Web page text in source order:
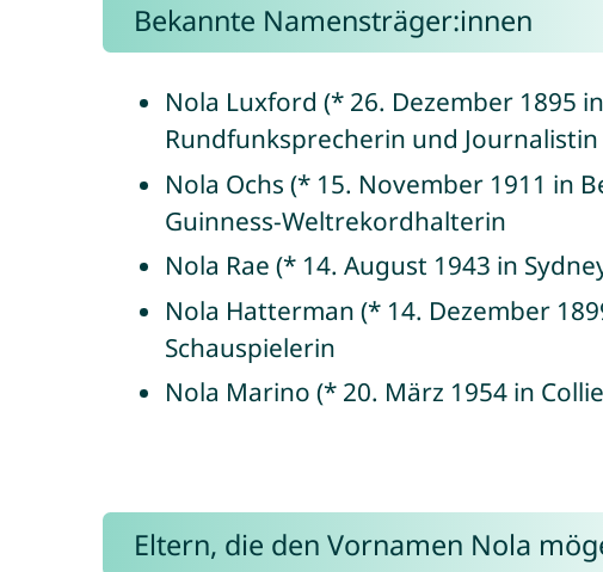
Bekannte Namensträger:innen
Nola Luxford (* 26. Dezember 1895
Rundfunksprecherin und Journalistin
Nola Ochs (* 15. November 1911 in
Guinness-Weltrekordhalterin
Nola Rae (* 14. August 1943 in
Nola Hatterman (* 14. Dezember
Schauspielerin
Nola Marino (* 20. März 1954 in
Eltern, die den Vornamen Nola